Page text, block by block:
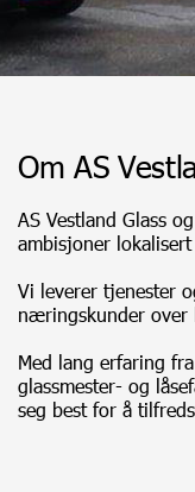
Om AS
AS Vestland Glass
ambisjoner
Vi leverer tjenester
næringskunder over
Med lang erfaring
glassmester- og
seg best for å